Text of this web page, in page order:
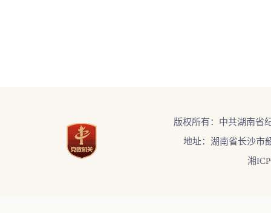
版权所有：中共湖南省
地址：湖南省长沙市
湘